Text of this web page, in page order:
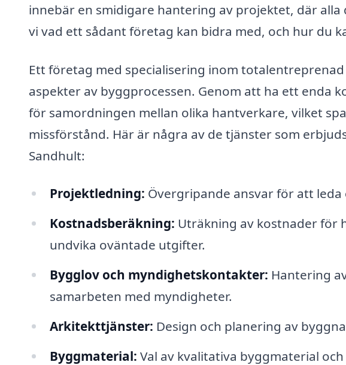
innebär en smidigare hantering av projektet, där
vi vad ett sådant företag kan bidra med, och hur du
Ett företag med specialisering inom
aspekter av byggprocessen. Genom att ha ett enda
för samordningen mellan olika hantverkare, vilket
missförstånd. Här är några av de tjänster som
Sandhult:
Projektledning: Övergripande ansvar för att
Kostnadsberäkning: Uträkning av kostnader för
undvika oväntade utgifter.
Bygglov och myndighetskontakter: Hantering
samarbeten med myndigheter.
Arkitekttjänster: Design och planering av
Byggmaterial: Val av kvalitativa byggmaterial